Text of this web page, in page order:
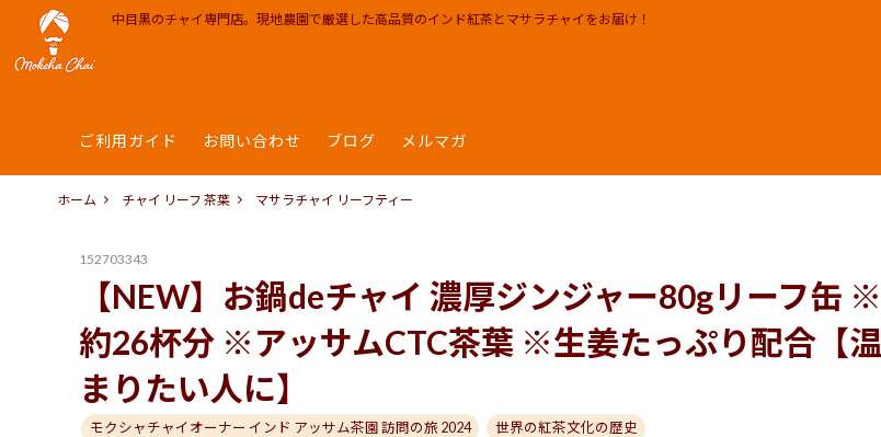
中目黒のチャイ専門店。現地農園で厳選した高品質のインド紅茶とマサラチャイをお届け！
ティーバッグ | インスタント チャイ リーフ 茶葉
茶器 雑貨 ポット
カフェモクシャチャイ中目黒 INFO
RECIPE チャイレシピ
ご利用ガイド お問い合わせ ブログ メルマガ
ホーム チャイ リーフ 茶葉 マサラチャイ リーフティー
152703343
【NEW】お鍋deチャイ 濃厚ジンジャー80gリーフ缶 ※
約26杯分 ※アッサムCTC茶葉 ※生姜たっぷり配合【温
まりたい人に】
モクシャチャイオーナー インド アッサム茶園 訪問の旅 2024 世界の紅茶文化の歴史